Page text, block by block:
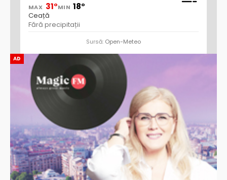
AD
MAX 31°MIN 18°
Ceață
Fără precipitații
Sursă: Open-Meteo